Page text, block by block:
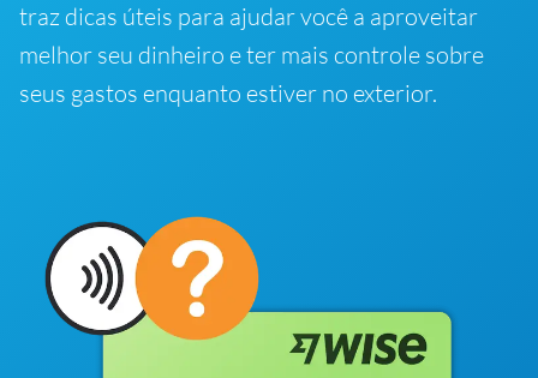
traz dicas úteis para ajudar você a aproveitar
melhor seu dinheiro e ter mais controle sobre
seus gastos enquanto estiver no exterior.